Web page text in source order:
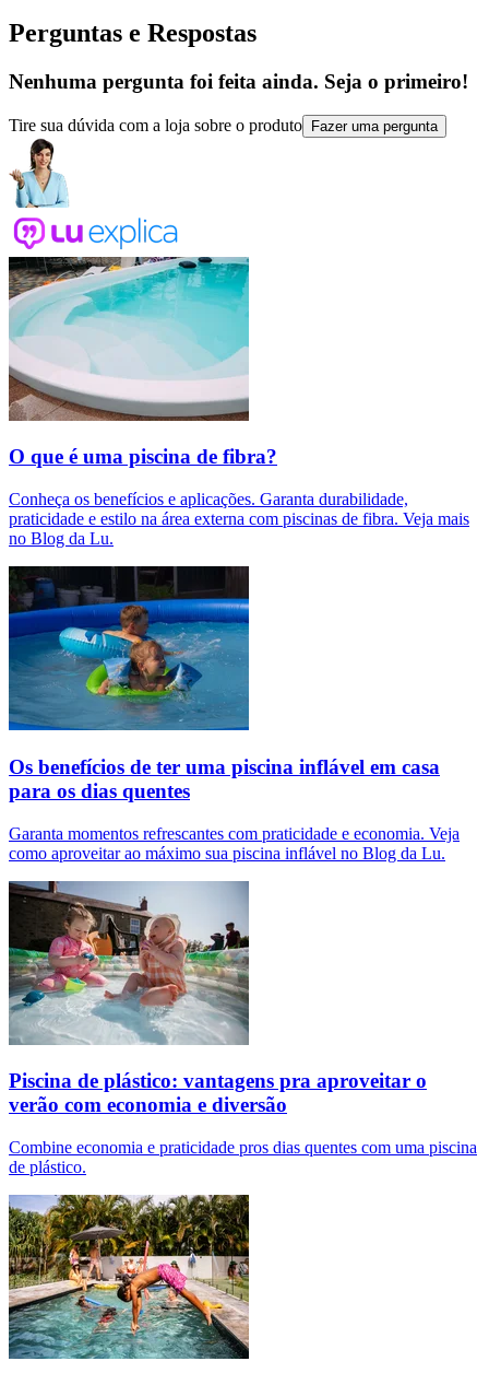
Perguntas e Respostas
Nenhuma pergunta foi feita ainda. Seja o primeiro!
Tire sua dúvida com a loja sobre o produto Fazer uma pergunta
O que é uma piscina de fibra?
Conheça os benefícios e aplicações. Garanta durabilidade,
praticidade e estilo na área externa com piscinas de fibra. Veja mais
no Blog da Lu.
Os benefícios de ter uma piscina inflável em casa
para os dias quentes
Garanta momentos refrescantes com praticidade e economia. Veja
como aproveitar ao máximo sua piscina inflável no Blog da Lu.
Piscina de plástico: vantagens pra aproveitar o
verão com economia e diversão
Combine economia e praticidade pros dias quentes com uma piscina
de plástico.